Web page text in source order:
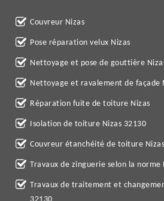
Couvreur Nizas
Pose réparation velux Nizas
Nettoyage et pose de gouttière
Nettoyage et ravalement de façade
Réparation fuite de toiture Nizas
Isolation de toiture Nizas 32130
Couvreur étanchéité de toiture
Travaux de zinguerie selon la norme
Travaux de traitement et